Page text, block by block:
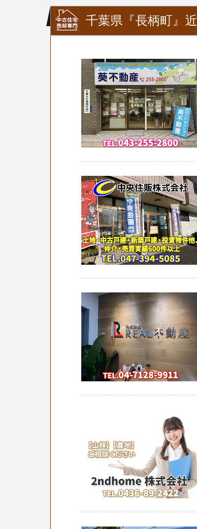
千葉県『長柄町』